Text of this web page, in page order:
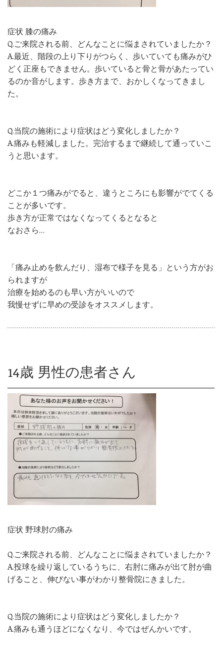
症状 膝の痛み
Q.ご来院される前、どんなことに悩まされていましたか？
A.最近、階段の上り下りがつらく、歩いていても痛みがひ
どく正座もできません。歩いていると骨と骨があたってい
るのか音がします。歩き方まで、おかしくなってきまし
た。
Q.当院の施術により症状はどう変化しましたか？
A.痛みも軽減しました。完治するまで継続して通っていこ
うと思います。
どこか１つ痛みがでると、違うところにも影響がでてくる
ことが多いです。
歩き方が正常ではなくなってくるとなると
なおさら…
「痛み止めを飲んだり、湿布で様子を見る」という方がお
られますが
治療を始めるのも早い方がいいので
我慢せずに早めの受診をオススメします。
14歳 男性の患者さん
症状 野球肘の痛み
Q.ご来院される前、どんなことに悩まされていましたか？
A.投球を繰り返しているうちに、右肘に痛みが出て肘が曲
げること、伸びない事がわかり整骨院にきました。
Q.当院の施術により症状はどう変化しましたか？
A.痛みも通うほどになくなり、今ではぜんかいです。